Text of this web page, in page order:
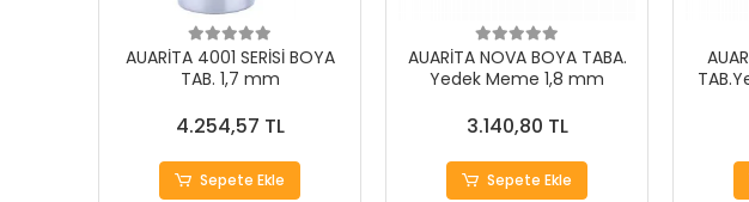
AUARİTA 4001 SERİSİ BOYA
TAB. 1,7 mm
4.254,57 TL
Sepete Ekle
AUARİTA NOVA BOYA TABA.
Yedek Meme 1,8 mm
3.140,80 TL
Sepete Ekle